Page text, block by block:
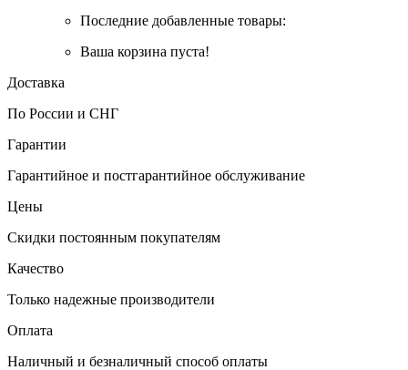
Последние добавленные товары:
Ваша корзина пуста!
Доставка
По России и СНГ
Гарантии
Гарантийное и постгарантийное обслуживание
Цены
Скидки постоянным покупателям
Качество
Только надежные производители
Оплата
Наличный и безналичный способ оплаты